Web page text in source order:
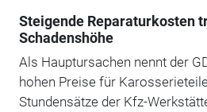
Steigende Reparaturkosten
Schadenshöhe
Als Hauptursachen nennt der
hohen Preise für
Stundensätze der Kfz-